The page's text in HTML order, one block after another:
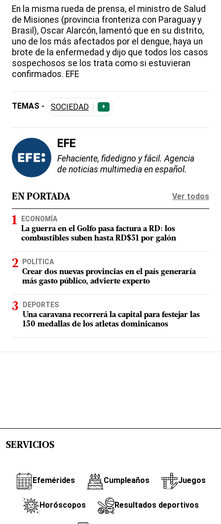
En la misma rueda de prensa, el ministro de Salud
de Misiones (provincia fronteriza con Paraguay y
Brasil), Oscar Alarcón, lamentó que en su distrito,
uno de los más afectados por el dengue, haya un
brote de la enfermedad y dijo que todos los casos
sospechosos se los trata como si estuvieran
confirmados. EFE
TEMAS - SOCIEDAD +
EFE
Fehaciente, fidedigno y fácil. Agencia
de noticias multimedia en español.
EN PORTADA Ver todos
ECONOMÍA
La guerra en el Golfo pasa factura a RD: los
combustibles suben hasta RD$51 por galón
POLÍTICA
Crear dos nuevas provincias en el país generaría
más gasto público, advierte experto
DEPORTES
Una caravana recorrerá la capital para festejar las
150 medallas de los atletas dominicanos
SERVICIOS
Efemérides Cumpleaños Juegos
Horóscopos Resultados deportivos